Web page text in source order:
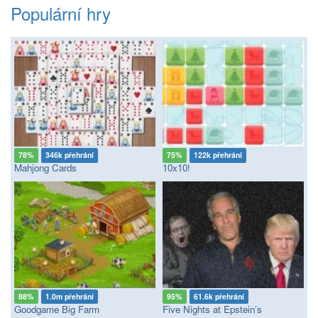
Populární hry
78% 346k přehrání
Mahjong Cards
75% 122k přehrání
10x10!
88% 1.0m přehrání
Goodgame Big Farm
95% 61.6k přehrání
Five Nights at Epstein’s